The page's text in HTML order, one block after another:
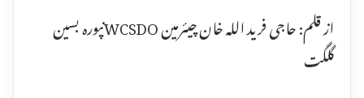
از قلم: حاجی فرید اللہ خان چیئرمین WCSDOنپورہ بسین
گلگت